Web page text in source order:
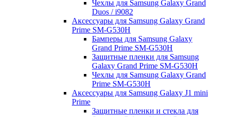
Чехлы для Samsung Galaxy Grand
Duos / i9082
Аксессуары для Samsung Galaxy Grand
Prime SM-G530H
Бамперы для Samsung Galaxy
Grand Prime SM-G530H
Защитные пленки для Samsung
Galaxy Grand Prime SM-G530H
Чехлы для Samsung Galaxy Grand
Prime SM-G530H
Аксессуары для Samsung Galaxy J1 mini
Prime
Защитные пленки и стекла для